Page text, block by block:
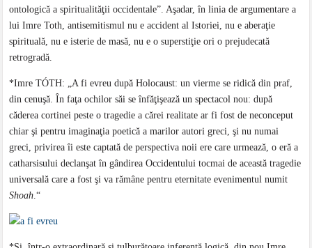
ontologică a spiritualităţii occidentale”. Aşadar, în linia de argumentare a
lui Imre Toth, antisemitismul nu e accident al Istoriei, nu e aberaţie
spirituală, nu e isterie de masă, nu e o superstiţie ori o prejudecată
retrogradă.
*Imre TÓTH: „A fi evreu după Holocaust: un vierme se ridică din praf,
din cenuşă. În faţa ochilor săi se înfăţişează un spectacol nou: după
căderea cortinei peste o tragedie a cărei realitate ar fi fost de neconceput
chiar şi pentru imaginaţia poetică a marilor autori greci, şi nu numai
greci, privirea îi este captată de perspectiva noii ere care urmează, o eră a
catharsisului declanşat în gândirea Occidentului tocmai de această tragedie
universală care a fost şi va rămâne pentru eternitate evenimentul numit
Shoah.“